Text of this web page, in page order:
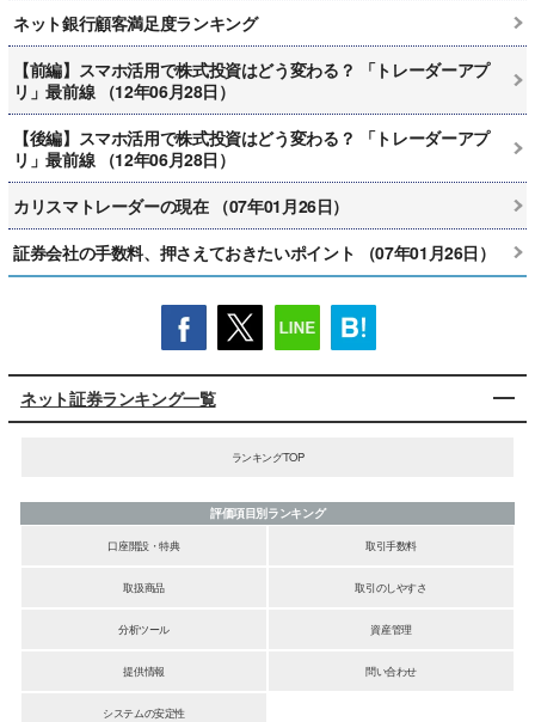
ネット銀行顧客満足度ランキング
【前編】スマホ活用で株式投資はどう変わる？ 「トレーダーアプ
リ」最前線 （12年06月28日）
【後編】スマホ活用で株式投資はどう変わる？ 「トレーダーアプ
リ」最前線 （12年06月28日）
カリスマトレーダーの現在 （07年01月26日）
証券会社の手数料、押さえておきたいポイント （07年01月26日）
ネット証券ランキング一覧
ランキングTOP
評価項目別ランキング
口座開設・特典
取引手数料
取扱商品 取引のしやすさ
分析ツール 資産管理
提供情報 問い合わせ
システムの安定性